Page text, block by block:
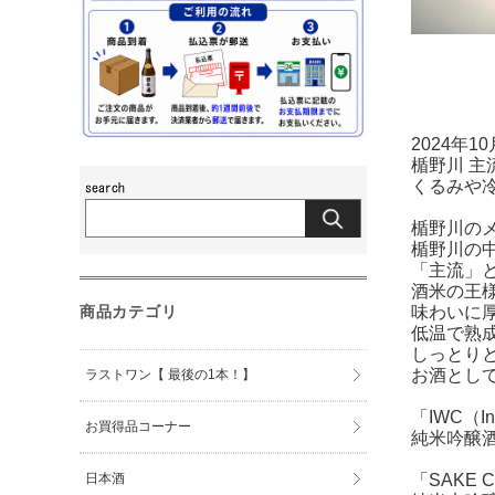
2024年10
楯野川 主
くるみや
楯野川の
楯野川の
「主流」
酒米の王
味わいに
低温で熟
しっとり
お酒とし
「IWC
純米吟醸
「SAKE
商品カテゴリ
ラストワン【 最後の1本！】
お買得品コーナー
日本酒